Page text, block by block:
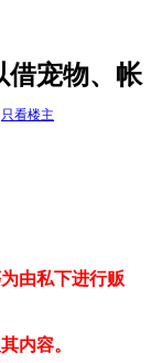
借宠物、帐
只看楼主
由私下进行贩
内容。